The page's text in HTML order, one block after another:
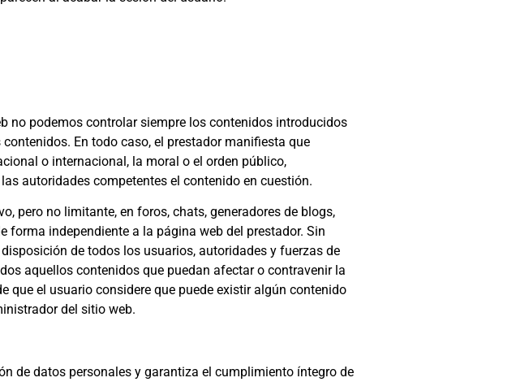
no podemos controlar siempre los contenidos introducidos
En todo caso, el prestador manifiesta que
o internacional, la moral o el orden público,
autoridades competentes el contenido en cuestión.
pero no limitante, en foros, chats, generadores de blogs,
forma independiente a la página web del prestador. Sin
de todos los usuarios, autoridades y fuerzas de
aquellos contenidos que puedan afectar o contravenir la
que el usuario considere que puede existir algún contenido
del sitio web.
de datos personales y garantiza el cumplimiento íntegro de